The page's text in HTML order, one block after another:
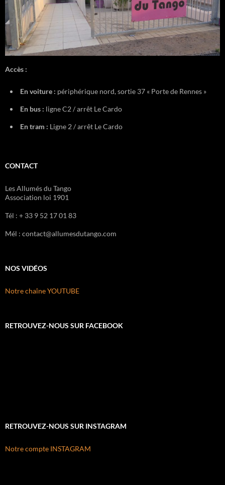
Accès :
En voiture : périphérique nord, sortie 37 « Porte de Rennes »
En bus : ligne C2 / arrêt Le Cardo
En tram : Ligne 2 / arrêt Le Cardo
CONTACT
Les Allumés du Tango
Association loi 1901
Tél : + 33 9 52 17 01 83
Mél : contact@allumesdutango.com
NOS VIDÉOS
Notre chaîne YOUTUBE
RETROUVEZ-NOUS SUR FACEBOOK
RETROUVEZ-NOUS SUR INSTAGRAM
Notre compte INSTAGRAM